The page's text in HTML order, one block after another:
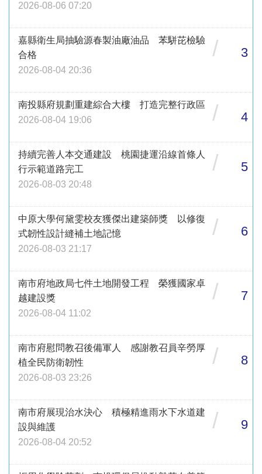
2026-08-06 07:20
嘉縣衛生局抽驗源春製油廠油品 苯駢芘檢驗
合格
2026-08-04 20:36
/ 3
南投縣府規劃重建綜合大樓 打造完整行政區
2026-08-04 19:06
/ 4
持續完善人本交通建設 桃園捷運沿線首條人
行示範道路完工
2026-08-03 20:48
/ 5
中原大學何黛雯校友獲傑出建築師獎 以修復
式韌性設計縫補土地記憶
2026-08-03 21:17
/ 6
南市府地政局七件土地開發工程 榮獲國家卓
越建設獎
2026-08-04 11:02
/ 7
南市府慰問教召後備軍人 感謝教召員辛勞厚
植全民防衛韌性
2026-08-03 23:26
/ 8
南市府展現治水決心 積極精進雨水下水道建
設與維護
2026-08-04 20:52
/ 9